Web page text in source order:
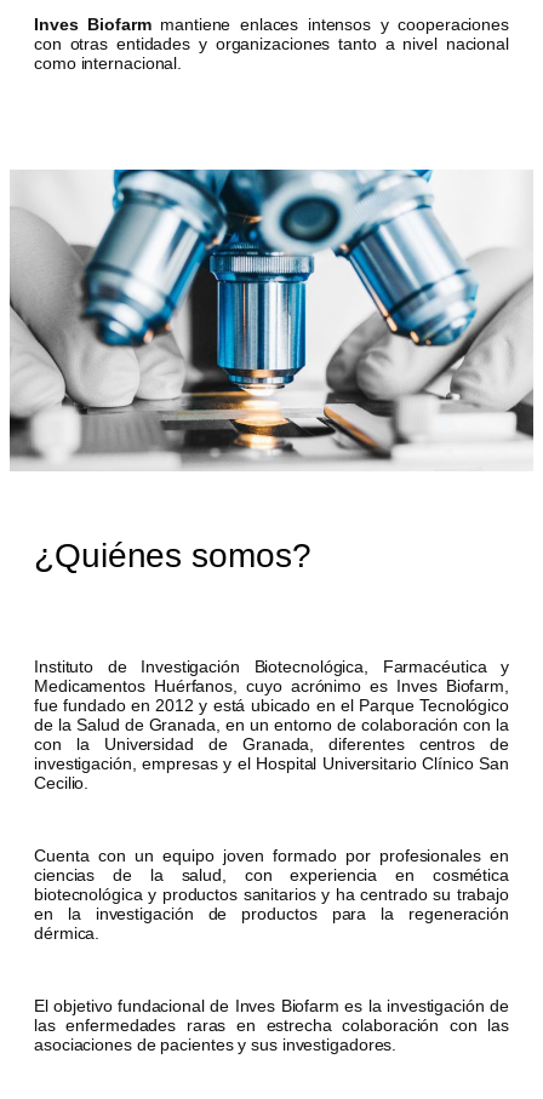
Inves Biofarmmantiene enlaces intensos y cooperaciones
con otras entidades y organizaciones tanto a nivel nacional
como internacional.
¿Quiénes somos?
Instituto de Investigación Biotecnológica, Farmacéutica y
Medicamentos Huérfanos, cuyo acrónimo es Inves Biofarm,
fue fundado en 2012 y está ubicado en el Parque Tecnológico
de la Salud de Granada, en un entorno de colaboración con la
con la Universidad de Granada, diferentes centros de
investigación, empresas y el Hospital Universitario Clínico San
Cecilio.
Cuenta con un equipo joven formado por profesionales en
ciencias de la salud, con experiencia en cosmética
biotecnológica y productos sanitarios y ha centrado su trabajo
en la investigación de productos para la regeneración
dérmica.
El objetivo fundacional de Inves Biofarm es la investigación de
las enfermedades raras en estrecha colaboración con las
asociaciones de pacientes y sus investigadores.